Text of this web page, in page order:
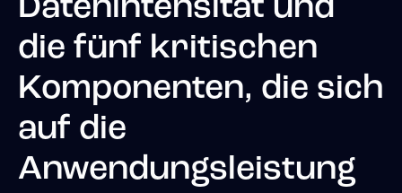
Datenintensität und
die fünf kritischen
Komponenten, die sich
auf die
Anwendungsleistung